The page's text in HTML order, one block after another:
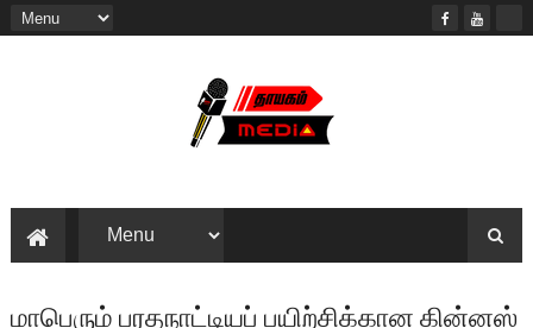
மாபெரும் பரதநாட்டியப் பயிற்சிக்கான கின்னஸ்